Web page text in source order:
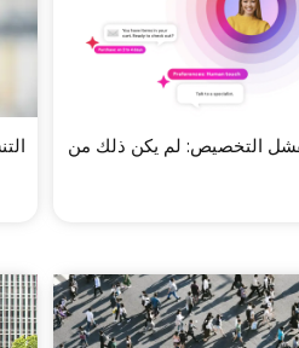
التخصيص: لم يكن ذلك من